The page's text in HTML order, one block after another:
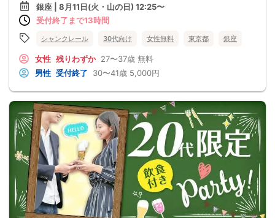
銀座 | 8月11日(火・山の日) 12:25〜
受付終了まで13時間
シャンクレール 30代向け 女性無料 東京都 銀座
女性 残りわずか 27〜37歳 無料
男性 受付終了 30〜41歳 5,000円